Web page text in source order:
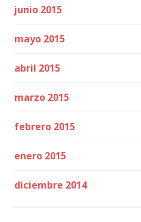
junio 2015
mayo 2015
abril 2015
marzo 2015
febrero 2015
enero 2015
diciembre 2014